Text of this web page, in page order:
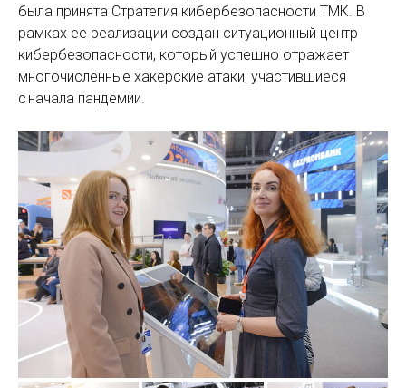
была принята Стратегия кибербезопасности ТМК. В
рамках ее реализации создан ситуационный центр
кибербезопасности, который успешно отражает
многочисленные хакерские атаки, участившиеся
с начала пандемии.